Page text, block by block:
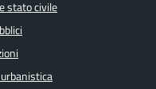
stato civile